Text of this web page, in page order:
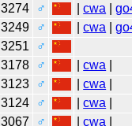
3274 ♂ |cwa |
3249 ♂ |cwa |
3251
♂
3178 ♂ |cwa
3123 ♂ |cwa
3124 ♂ |cwa
3067 ♂ |cwa